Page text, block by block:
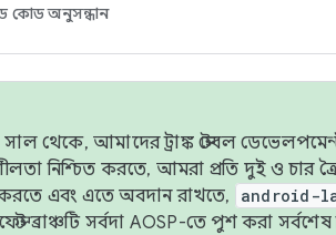
কোড অনুসন্ধান
থেকে, আমাদের ট্রাঙ্ক স্টেবল
নিশ্চিত করতে, আমরা প্রতি দুই ও
করতে এবং এতে অবদান রাখতে,
android-
ব্রাঞ্চটি সর্বদা AOSP-তে পুশ করা